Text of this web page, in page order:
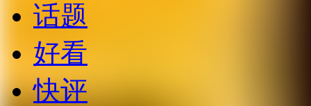
话题
好看
快评